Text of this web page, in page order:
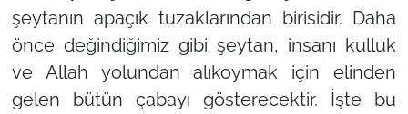
şeytanın apaçık tuzaklarından birisidir. Daha
önce değindiğimiz gibi şeytan, insanı kulluk
ve Allah yolundan alıkoymak için elinden
gelen bütün çabayı gösterecektir. İşte bu